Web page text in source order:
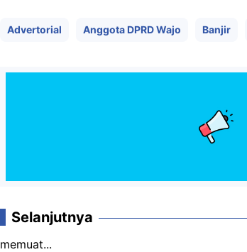
Advertorial Anggota DPRD Wajo Banjir
Selanjutnya
memuat...